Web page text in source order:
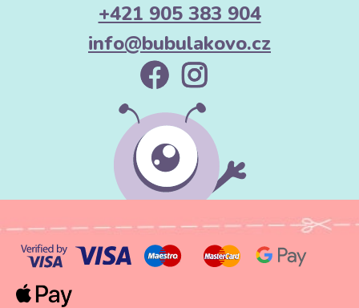
+421 905 383 904
info@bubulakovo.cz